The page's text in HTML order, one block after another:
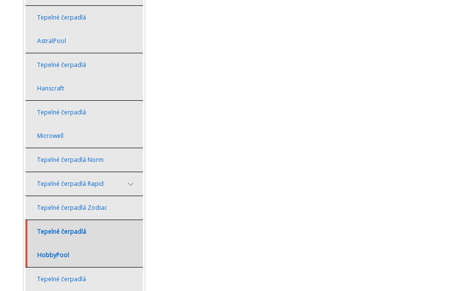
Tepelné čerpadlá
AstralPool
Tepelné čerpadlá
Hanscraft
Tepelné čerpadlá
Microwell
Tepelné čerpadlá Norm
Tepelné čerpadlá Rapid
Tepelné čerpadlá Zodiac
Tepelné čerpadlá
HobbyPool
Tepelné čerpadlá